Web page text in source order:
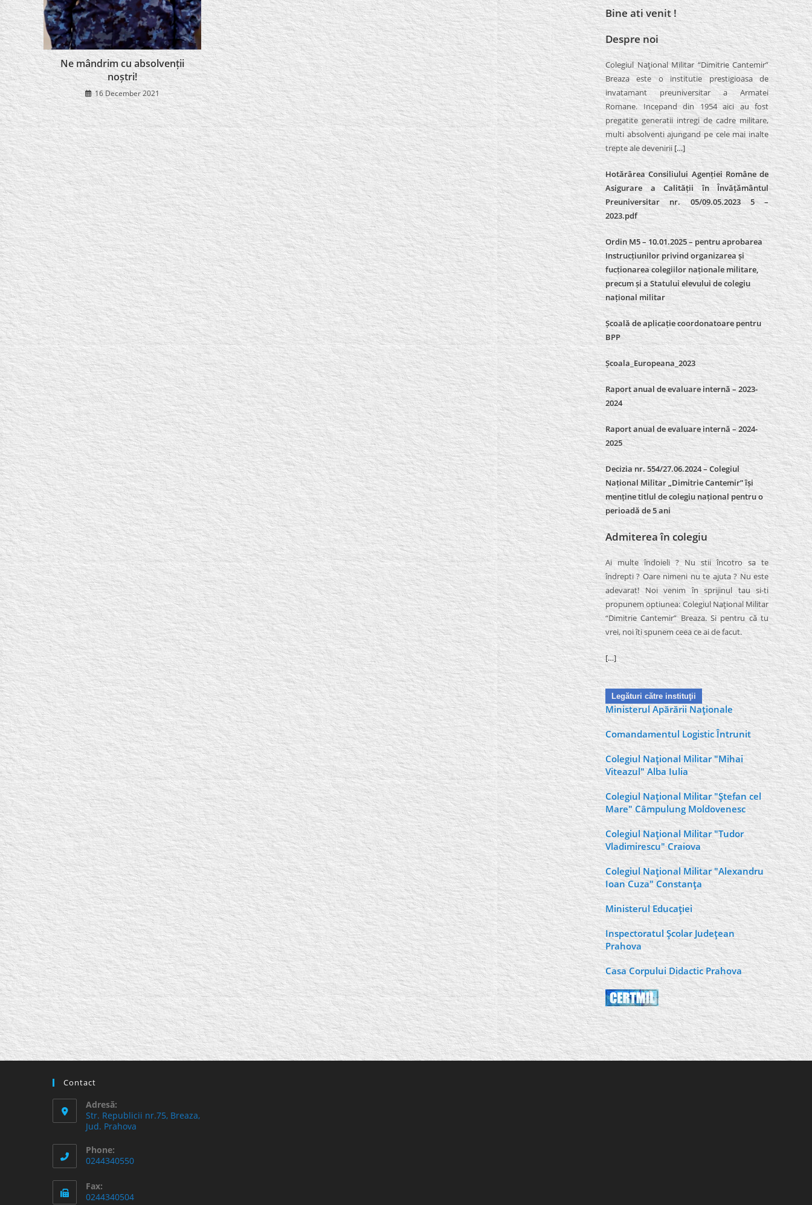
Ne mândrim cu absolvenții
noștri!
16 December 2021
Bine ati venit !
Despre noi
Colegiul Naţional Militar “Dimitrie Cantemir”
Breaza este o institutie prestigioasa de
invatamant preuniversitar a Armatei
Romane. Incepand din 1954 aici au fost
pregatite generatii intregi de cadre militare,
multi absolventi ajungand pe cele mai inalte
trepte ale devenirii […]
Hotărârea Consiliului Agenției Române de
Asigurare a Calității în Învățământul
Preuniversitar nr. 05/09.05.2023 5 –
2023.pdf
Ordin M5 – 10.01.2025 – pentru aprobarea
Instrucțiunilor privind organizarea și
fucționarea colegiilor naționale militare,
precum și a Statului elevului de colegiu
național militar
Școală de aplicație coordonatoare pentru
BPP
Școala_Europeana_2023
Raport anual de evaluare internă – 2023-
2024
Raport anual de evaluare internă –2024-
2025
Decizia nr. 554/27.06.2024 – Colegiul
Național Militar „Dimitrie Cantemir” își
menține titlul de colegiu național pentru o
perioadă de 5 ani
Admiterea în colegiu
Ai multe îndoieli ? Nu stii încotro sa te
îndrepti ? Oare nimeni nu te ajuta ? Nu este
adevarat! Noi venim în sprijinul tau si-ti
propunem optiunea: Colegiul Naţional Militar
“Dimitrie Cantemir” Breaza. Si pentru că tu
vrei, noi îti spunem ceea ce ai de facut.
[…]
Legături către instituţii
Ministerul Apărării Naţionale
Comandamentul Logistic Întrunit
Colegiul Naţional Militar "Mihai
Viteazul" Alba Iulia
Colegiul Naţional Militar "Ştefan cel
Mare" Câmpulung Moldovenesc
Colegiul Naţional Militar "Tudor
Vladimirescu" Craiova
Colegiul Naţional Militar "Alexandru
Ioan Cuza" Constanţa
Ministerul Educaţiei
Inspectoratul Şcolar Judeţean
Prahova
Casa Corpului Didactic Prahova
Contact
Adresă:
Str. Republicii nr.75, Breaza,
Jud. Prahova
Phone:
0244340550
Fax:
0244340504